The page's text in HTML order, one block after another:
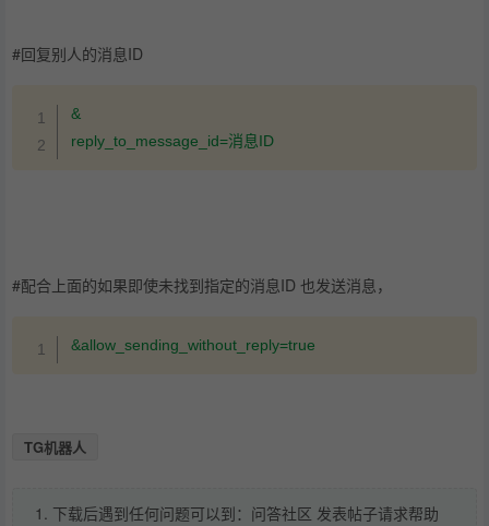
#回复别人的消息ID
&
reply_to_message_id=消息ID
#配合上面的如果即使未找到指定的消息ID 也发送消息，
&allow_sending_without_reply=true
TG机器人
1. 下载后遇到任何问题可以到：问答社区 发表帖子请求帮助